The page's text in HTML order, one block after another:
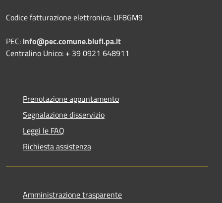
Codice fatturazione elettronica: UF8GM9
PEC: info@pec.comune.blufi.pa.it
Centralino Unico: + 39 0921 648911
Prenotazione appuntamento
Segnalazione disservizio
Leggi le FAQ
Richiesta assistenza
Amministrazione trasparente